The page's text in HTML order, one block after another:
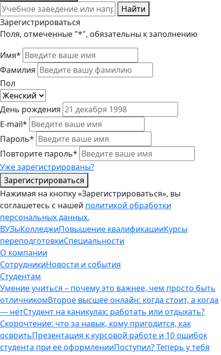
Найти
Зарегистрироваться
Поля, отмеченные "*", обязательны к заполнению
Имя*
Фамилия
Пол
День рождения
E-mail*
Пароль*
Повторите пароль*
Уже зарегистрированы?
Зарегистрироваться
Нажимая на кнопку «Зарегистрироваться», вы
соглашетесь с нашей политикой обработки
персональных данных.
ВУЗыКолледжиПовышение квалификацииКурсы
переподготовкиСпециальности
О компании
СотрудникиНовости и события
Студентам
Умение учиться – почему это важнее, чем просто быть
отличникомВторое высшее онлайн: когда стоит, а когда
— нетСтудент на каникулах: работать или отдыхать?
Скорочтение: что за навык, кому пригодится, как
освоитьПрезентация к курсовой работе и 10 ошибок
студента при ее оформленииПоступил? Теперь у тебя